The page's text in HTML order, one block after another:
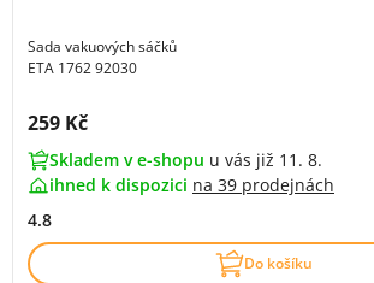
Sada vakuových sáčků
ETA 1762 92030
Cena s DPH:
259 Kč
Skladem v e-shopu u vás již 11. 8.
ihned k dispozici na 39 prodejnách
4.8
Do košíku